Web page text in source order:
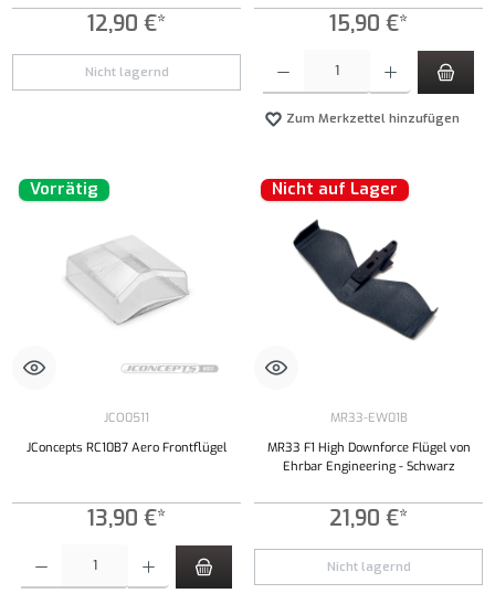
12,90 €*
Nicht lagernd
15,90 €*
Zum Merkzettel hinzufügen
Vorrätig
JCO0511
JConcepts RC10B7 Aero Frontflügel
13,90 €*
Produkt Anzahl: Gib den gewünschten Wert ein oder benutze die Schaltflächen um die
Nicht auf Lager
MR33-EW01B
MR33 F1 High Downforce Flügel von
Ehrbar Engineering - Schwarz
21,90 €*
Nicht lagernd